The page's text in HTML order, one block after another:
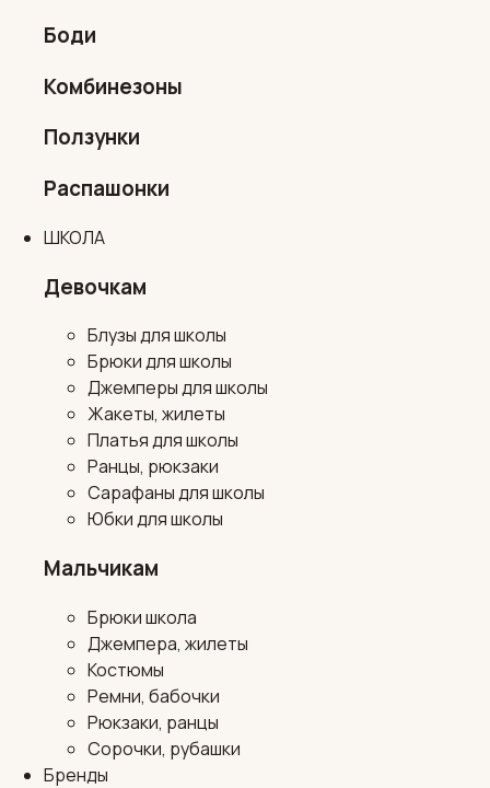
Боди
Комбинезоны
Ползунки
Распашонки
ШКОЛА
Девочкам
Блузы для школы
Брюки для школы
Джемперы для школы
Жакеты, жилеты
Платья для школы
Ранцы, рюкзаки
Сарафаны для школы
Юбки для школы
Мальчикам
Брюки школа
Джемпера, жилеты
Костюмы
Ремни, бабочки
Рюкзаки, ранцы
Сорочки, рубашки
Бренды